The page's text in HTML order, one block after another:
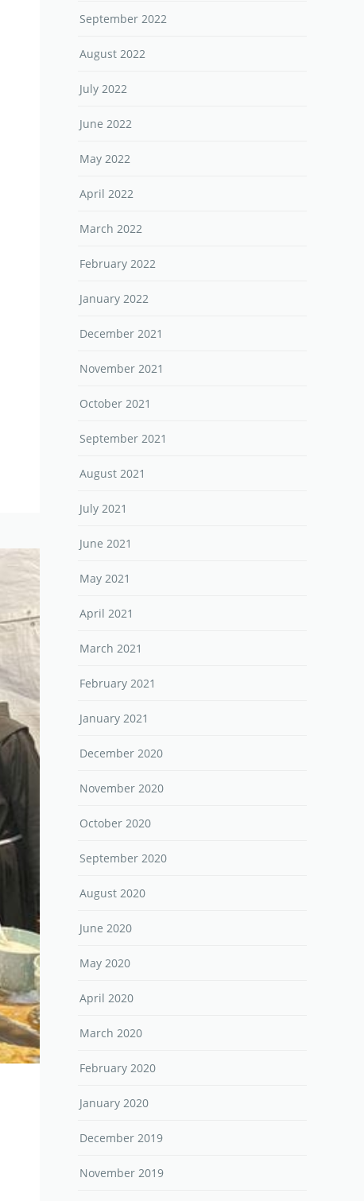
September 2022
August 2022
July 2022
June 2022
May 2022
April 2022
March 2022
February 2022
January 2022
December 2021
November 2021
October 2021
September 2021
August 2021
July 2021
June 2021
May 2021
April 2021
March 2021
February 2021
January 2021
December 2020
November 2020
October 2020
September 2020
August 2020
June 2020
May 2020
April 2020
March 2020
February 2020
January 2020
December 2019
November 2019